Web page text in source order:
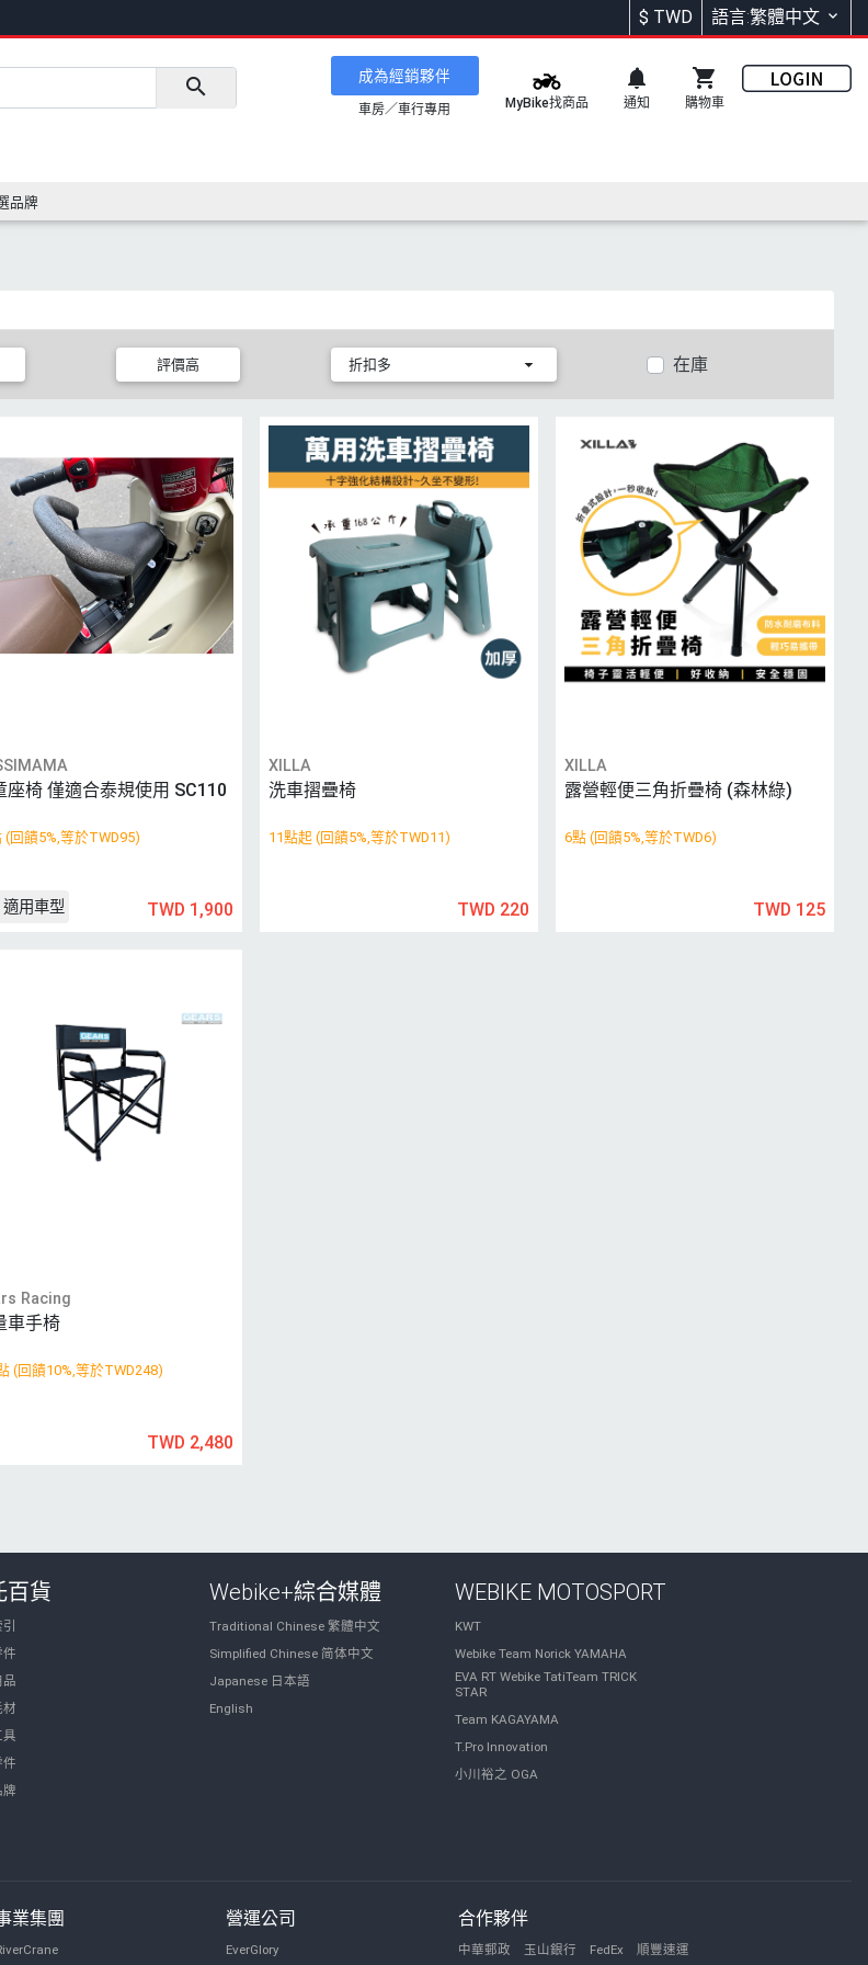
$ TWD 語言:繁體中文
成為經銷夥伴
車房／車行專用 MyBike找商品 通知 購物車
品牌
評價高 折扣多 在庫
座椅 僅適合泰規使用 SC110
(回饋5%,等於TWD95)
適用車型 TWD 1,900
XILLA
洗車摺疊椅
11點起 (回饋5%,等於TWD11)
TWD 220
XILLA
露營輕便三角折疊椅 (森林綠)
6點 (回饋5%,等於TWD6)
TWD 125
Racing
車手椅
(回饋10%,等於TWD248)
TWD 2,480
百貨
件
品
材
具
件
牌
Webike+綜合媒體
Traditional Chinese 繁體中文
Simplified Chinese 简体中文
Japanese 日本語
English
WEBIKE MOTOSPORT
KWT
Webike Team Norick YAMAHA
EVA RT Webike TatiTeam TRICK
STAR
Team KAGAYAMA
T.Pro Innovation
小川裕之 OGA
業集團 營運公司
EverGlory
合作夥伴
中華郵政 玉山銀行 FedEx 順豐速運